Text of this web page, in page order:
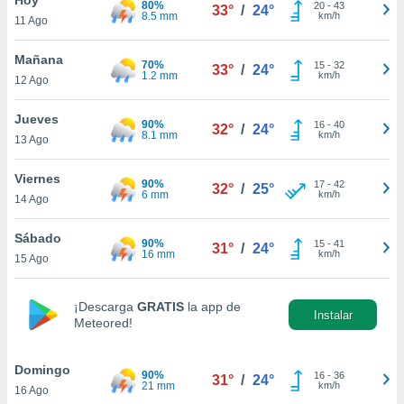
en
más
nuestra
de
aceptar
de
11 Ago
80%
8.5 mm
33° / 24° 20- 43
km/h
Mañana
12 Ago
70%
1.2 mm
33° / 24° 15- 32
km/h
Jueves
13 Ago
90%
8.1 mm
32° / 24° 16- 40
km/h
Viernes
14 Ago
90%
6 mm
32° / 25° 17- 42
km/h
Sábado
15 Ago
90%
16 mm
31° / 24° 15- 41
km/h
¡Descarga GRATIS la app de
Meteored!
Instalar
Domingo
16 Ago
90%
21 mm
31° / 24° 16- 36
km/h